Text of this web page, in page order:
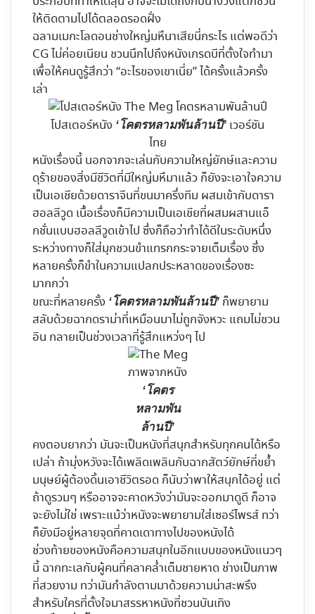
ให้ติดตามไปได้ตลอดรอดฝั่ง
ฉลามเมกะโลดอนช่างใหญ่มหึนาเสียนี่กระไร แต่พอดีว่า
CG ไม่ค่อยเนียน ชวนนึกไปถึงหนังเกรดบีที่ตั้งใจทำมา
เพื่อให้คนดูรู้สึกว่า “อะไรของเขาเนี่ย” ได้ครั้งแล้วครั้ง
เล่า
โปสเตอร์หนัง ‘โคตรหลามพันล้านปี’ เวอร์ชัน
ไทย
หนังเรื่องนี้ นอกจากจะเล่นกับความใหญ่ยักษ์และความ
ดุร้ายของสิ่งมีชีวิตที่มีใหญ่มหึมาแล้ว ก็ยังจะเอาใจความ
เป็นเอเชียด้วยดาราจีนที่ขนมาครึ่งทีม ผสมเข้ากับดารา
ฮอลลีวูด เนื้อเรื่องก็มีความเป็นเอเชียที่ผสมผสานแอ็
กชั่นแบบฮอลลีวูดเข้าไป ซึ่งก็ถือว่าทำได้ดีในระดับหนึ่ง
ระหว่างทางก็ใส่มุกชวนขำแทรกกระจายเต็มเรื่อง ซึ่ง
หลายครั้งก็ขำในความแปลกประหลาดของเรื่องซะ
มากกว่า
ขณะที่หลายครั้ง ‘โคตรหลามพันล้านปี’ ก็พยายาม
สลับด้วยฉากดราม่าที่เหมือนมาไม่ถูกจังหวะ แถมไม่ชวน
อิน กลายเป็นช่วงเวลาที่รู้สึกแหว่งๆ ไป
ภาพจากหนัง
‘โคตร
หลามพัน
ล้านปี’
คงตอบยากว่า มันจะเป็นหนังที่สนุกสำหรับทุกคนได้หรือ
เปล่า ถ้ามุ่งหวังจะได้เพลิดเพลินกับฉากสัตว์ยักษ์ที่ขย้ำ
มนุษย์ผู้ต้องดิ้นเอาชีวิตรอด ก็นับว่าพาให้สนุกได้อยู่ แต่
ถ้าดูรวมๆ หรืออาจจะคาดหวังว่ามันจะออกมาดูดี ก็อาจ
จะยังไม่ใช่ เพราะแม้ว่าหนังจะพยายามใส่เซอร์ไพรส์ ทว่า
ก็ยังมีอยู่หลายจุดที่คาดเดาทางไปของหนังได้
ช่วงท้ายของหนังคือความสนุกในอีกแบบของหนังแนวๆ
นี้ ฉากทะเลกับผู้คนที่คลาคล่ำเต็มชายหาด ช่างเป็นภาพ
ที่สวยงาม ทว่ามันกำลังตามมาด้วยความน่าสะพรึง
สำหรับใครที่ตั้งใจมาสรรหาหนังที่ชวนบันเทิง